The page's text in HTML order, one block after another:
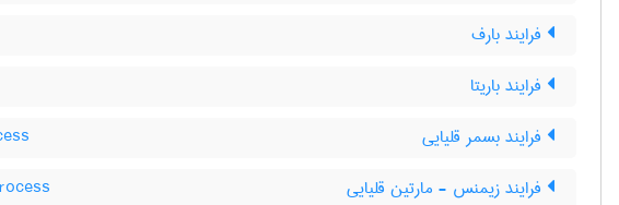
فرایند بارف
فرایند باریتا
فرایند بسمر قلیایی
فرایند زیمنس - مارتین قلیایی